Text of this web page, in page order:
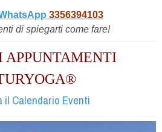
3356394103
di spiegarti come fare!
APPUNTAMENTI
il Calendario Eventi